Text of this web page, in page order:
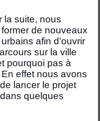
nous
de nouveaux
afin d’ouvrir
sur la ville
pourquoi pas à
En effet nous avons
de lancer le projet
quelques